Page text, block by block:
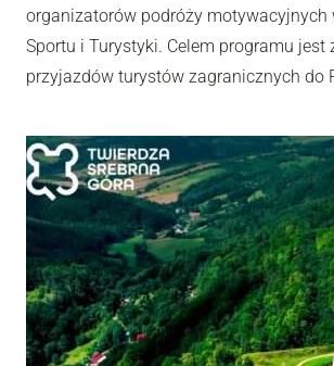
organizatorów podróży
Sportu i Turystyki. Celem programu
przyjazdów turystów zagranicznych do